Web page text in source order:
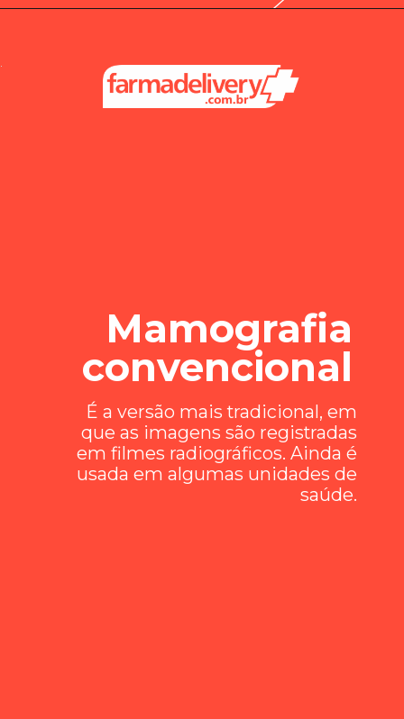
Mamografia
convencional
É a versão mais tradicional, em
que as imagens são registradas
em filmes radiográficos. Ainda é
usada em algumas unidades de
saúde.